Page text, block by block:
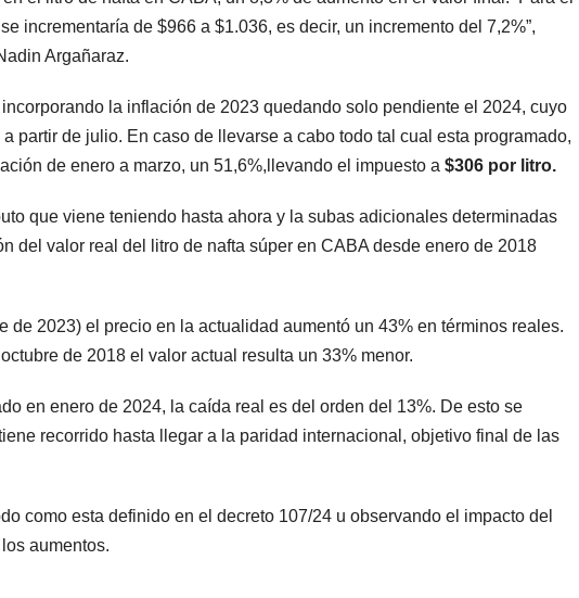
incrementaría de $966 a $1.036, es decir, un incremento del 7,2%”,
Argañaraz.
la inflación de 2023 quedando solo pendiente el 2024, cuyo
partir de julio. En caso de llevarse a cabo todo tal cual esta programado,
de enero a marzo, un 51,6%,llevando el impuesto a $306 por litro.
que viene teniendo hasta ahora y la subas adicionales determinadas
del valor real del litro de nafta súper en CABA desde enero de 2018
de 2023) el precio en la actualidad aumentó un 43% en términos reales.
de 2018 el valor actual resulta un 33% menor.
en enero de 2024, la caída real es del orden del 13%. De esto se
recorrido hasta llegar a la paridad internacional, objetivo final de las
como esta definido en el decreto 107/24 u observando el impacto del
aumentos.